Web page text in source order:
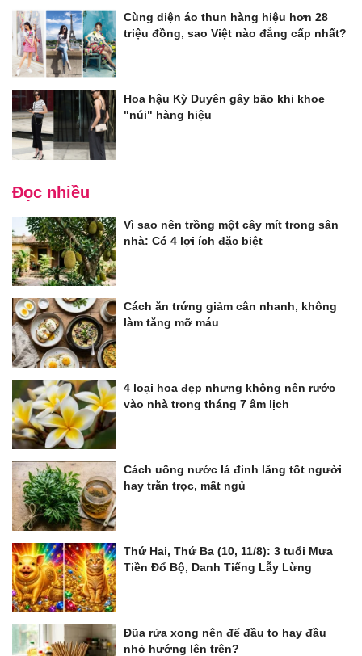
Cùng diện áo thun hàng hiệu hơn 28
triệu đồng, sao Việt nào đẳng cấp nhất?
Hoa hậu Kỳ Duyên gây bão khi khoe
"núi" hàng hiệu
Đọc nhiều
Vì sao nên trồng một cây mít trong sân
nhà: Có 4 lợi ích đặc biệt
Cách ăn trứng giảm cân nhanh, không
làm tăng mỡ máu
4 loại hoa đẹp nhưng không nên rước
vào nhà trong tháng 7 âm lịch
Cách uống nước lá đinh lăng tốt người
hay trằn trọc, mất ngủ
Thứ Hai, Thứ Ba (10, 11/8): 3 tuổi Mưa
Tiền Đổ Bộ, Danh Tiếng Lẫy Lừng
Đũa rửa xong nên để đầu to hay đầu
nhỏ hướng lên trên?